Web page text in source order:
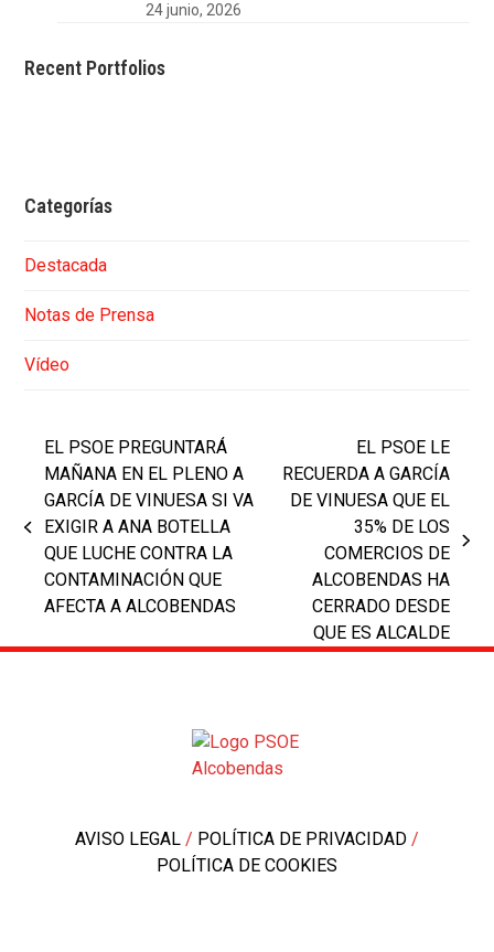
24 junio, 2026
Recent Portfolios
Categorías
Destacada
Notas de Prensa
Vídeo
previous
post:
EL PSOE PREGUNTARÁ
MAÑANA EN EL PLENO A
GARCÍA DE VINUESA SI VA
EXIGIR A ANA BOTELLA
QUE LUCHE CONTRA LA
CONTAMINACIÓN QUE
AFECTA A ALCOBENDAS
post:
EL PSOE LE
RECUERDA A GARCÍA
DE VINUESA QUE EL
35% DE LOS
COMERCIOS DE
ALCOBENDAS HA
CERRADO DESDE
QUE ES ALCALDE
AVISO LEGAL / POLÍTICA DE PRIVACIDAD /
POLÍTICA DE COOKIES